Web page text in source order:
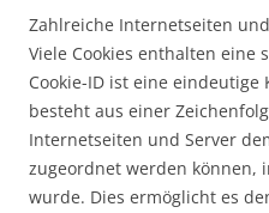
Zahlreiche Internetseiten
Viele Cookies enthalten eine
Cookie-ID ist eine eindeutige
besteht aus einer
Internetseiten und Server
zugeordnet werden können,
wurde. Dies ermöglicht es